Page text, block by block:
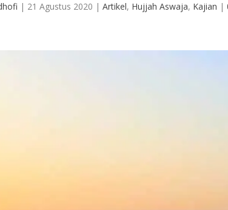
| 21 Agustus 2020 | Artikel, Hujjah Aswaja, Kajian |